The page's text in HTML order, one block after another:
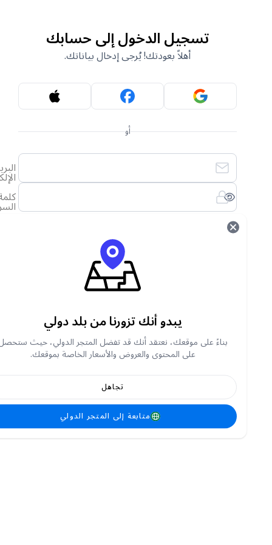
تسجيل الدخول إلى حسابك
أهلاً بعودتك! يُرجى إدخال بياناتك.
أو
الإلكتروني
السر
لقد نسيت كلمة المرور الخاصة بي
تسجيل الدخول
أنشئ حساب جديد
يبدو أنك تزورنا من بلد دولي
بناءً على موقعك، نعتقد أنك قد تفضل المتجر الدولي، حيث ستحصل
على المحتوى والعروض والأسعار الخاصة بموقعك.
متابعة إلى المتجر الدولي